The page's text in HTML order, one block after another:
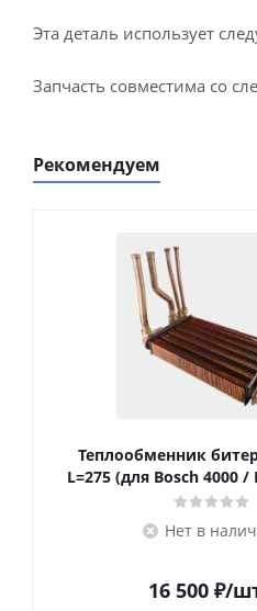
Эта деталь использует
Запчасть совместима со
Рекомендуем
Теплообменник
L=275 (для Bosch 4000 /
Нет в
16 500 ₽/